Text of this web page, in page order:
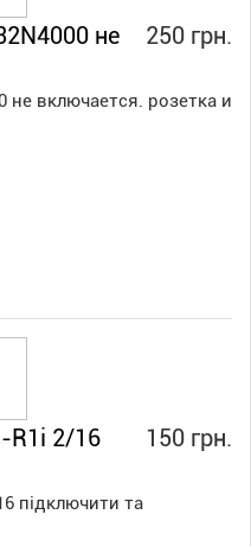
250 грн.
не
не включается. розетка и
150 грн.
R1i 2/16
підключити та